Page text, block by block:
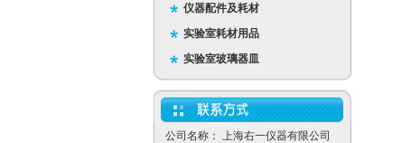
仪器配件及耗材
实验室耗材用品
实验室玻璃器皿
公司名称： 上海右一仪器有限公司